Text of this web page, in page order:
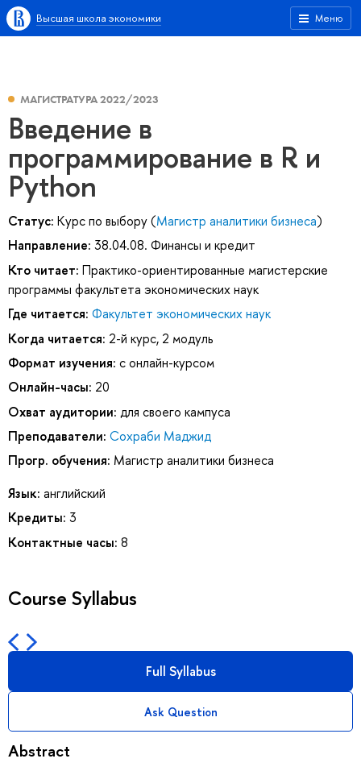
Меню
Высшая школа экономики
МАГИСТРАТУРА 2022/2023
Введение в
программирование в R и
Python
Статус: Курс по выбору (Магистр аналитики бизнеса)
Направление: 38.04.08. Финансы и кредит
Кто читает: Практико-ориентированные магистерские
программы факультета экономических наук
Где читается: Факультет экономических наук
Когда читается: 2-й курс, 2 модуль
Формат изучения: с онлайн-курсом
Онлайн-часы: 20
Охват аудитории: для своего кампуса
Преподаватели: Сохраби Маджид
Прогр. обучения: Магистр аналитики бизнеса
Язык: английский
Кредиты: 3
Контактные часы: 8
Course Syllabus
Full Syllabus
Ask Question
Abstract